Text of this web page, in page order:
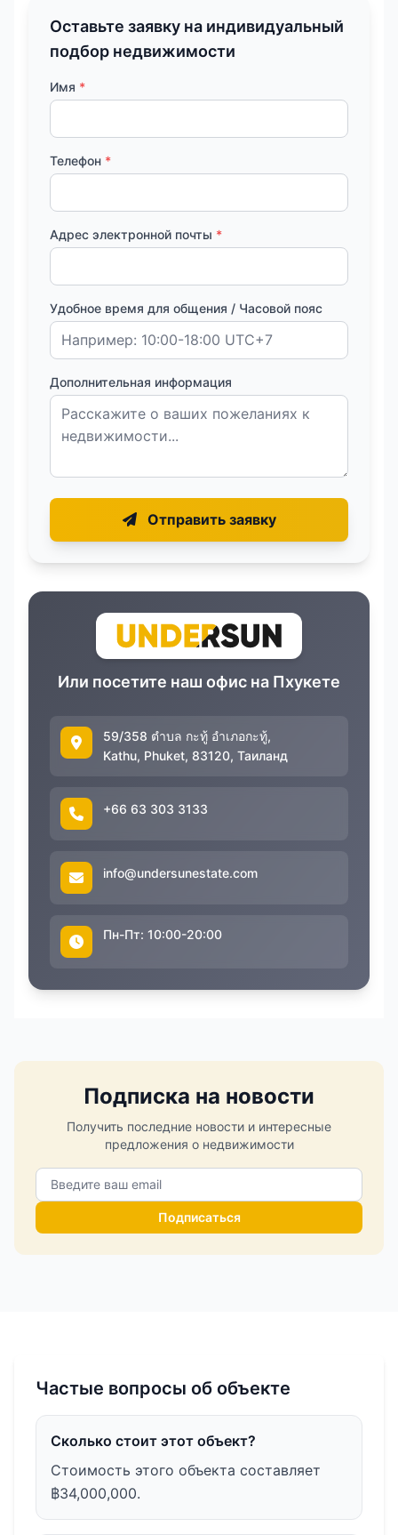
Оставьте заявку на индивидуальный
подбор недвижимости
Имя *
Телефон *
Адрес электронной почты *
Удобное время для общения / Часовой пояс
Дополнительная информация
Отправить заявку
Или посетите наш офис на Пхукете
59/358 ตำบล กะทู้ อำเภอกะทู้,
Kathu, Phuket, 83120, Таиланд
+66 63 303 3133
info@undersunestate.com
Пн-Пт: 10:00-20:00
Подписка на новости
Получить последние новости и интересные
предложения о недвижимости
Подписаться
Частые вопросы об объекте
Сколько стоит этот объект?
Стоимость этого объекта составляет
฿34,000,000.